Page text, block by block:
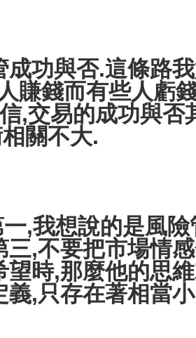
功與否.這條路
賺錢而有些人虧
,交易的成功與否
關不大.
,我想說的是風
,不要把市場情
時,那麼他的思
,只存在著相當